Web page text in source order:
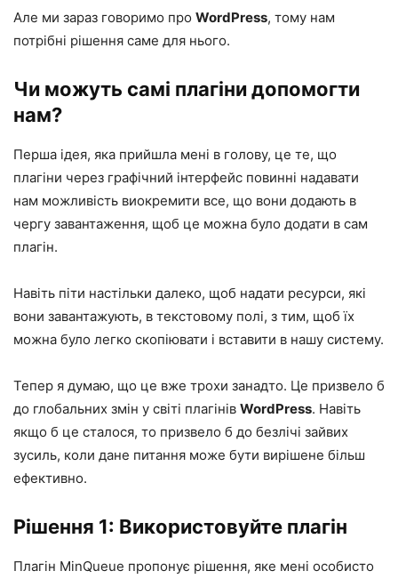
Але ми зараз говоримо про WordPress, тому нам
потрібні рішення саме для нього.
Чи можуть самі плагіни допомогти
нам?
Перша ідея, яка прийшла мені в голову, це те, що
плагіни через графічний інтерфейс повинні надавати
нам можливість виокремити все, що вони додають в
чергу завантаження, щоб це можна було додати в сам
плагін.
Навіть піти настільки далеко, щоб надати ресурси, які
вони завантажують, в текстовому полі, з тим, щоб їх
можна було легко скопіювати і вставити в нашу систему.
Тепер я думаю, що це вже трохи занадто. Це призвело б
до глобальних змін у світі плагінів WordPress. Навіть
якщо б це сталося, то призвело б до безлічі зайвих
зусиль, коли дане питання може бути вирішене більш
ефективно.
Рішення 1: Використовуйте плагін
Плагін MinQueue пропонує рішення, яке мені особисто